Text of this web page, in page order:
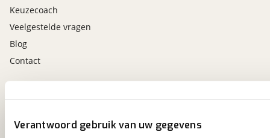
Verantwoord gebruik van uw gegevens
Keuzecoach
Veelgestelde vragen
Blog
Contact
viaBOVAG.nl app
Download 'm nu.